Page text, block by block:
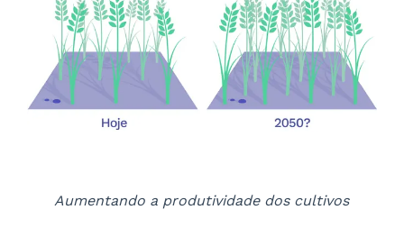
Aumentando a produtividade dos cultivos